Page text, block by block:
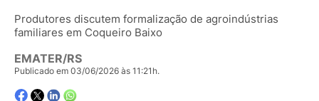
Produtores discutem formalização de agroindústrias
familiares em Coqueiro Baixo
EMATER/RS
Publicado em 03/06/2026 às 11:21h.